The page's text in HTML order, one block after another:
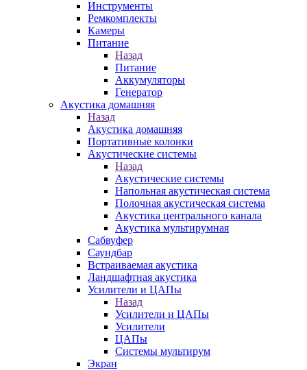
Инструменты
Ремкомплекты
Камеры
Питание
Назад
Питание
Аккумуляторы
Генератор
Акустика домашняя
Назад
Акустика домашняя
Портативные колонки
Акустические системы
Назад
Акустические системы
Напольная акустическая система
Полочная акустическая система
Акустика центрального канала
Акустика мультирумная
Сабвуфер
Саундбар
Встраиваемая акустика
Ландшафтная акустика
Усилители и ЦАПы
Назад
Усилители и ЦАПы
Усилители
ЦАПы
Системы мультирум
Экран